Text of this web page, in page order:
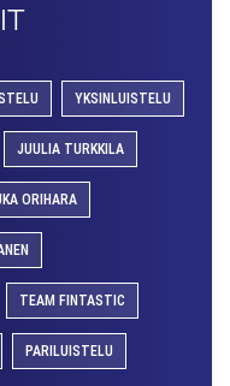
YKSINLUISTELU
JUULIA TURKKILA
ORIHARA
TEAM FINTASTIC
PARILUISTELU